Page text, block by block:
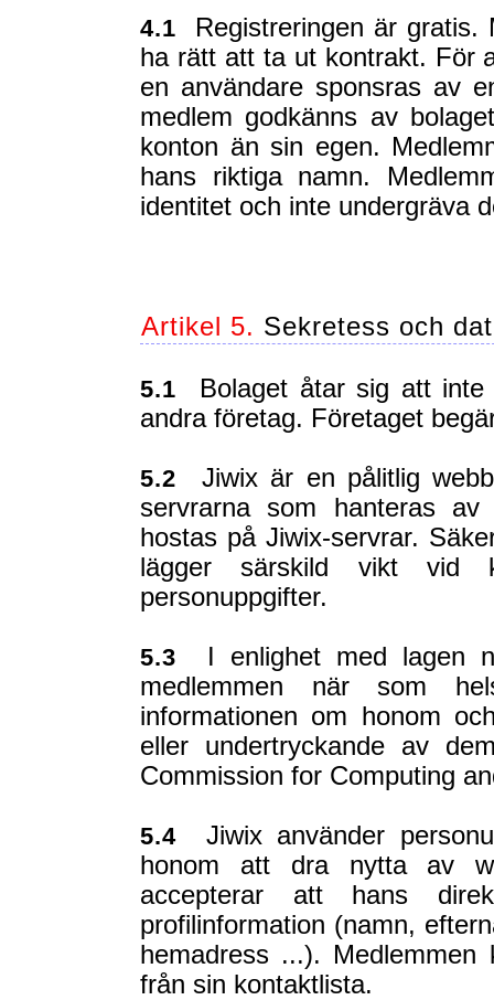
4.1 Registreringen är gratis.
ha rätt att ta ut kontrakt. För
en användare sponsras av
medlem godkänns av
konton än sin egen.
hans riktiga namn.
identitet och inte undergräva
Artikel 5. Sekretess och
5.1 Bolaget åtar sig att inte
andra företag. Företaget
5.2 Jiwix är en pålitlig
servrarna som hanteras
hostas på Jiwix-servrar.
lägger särskild vikt vid
personuppgifter.
5.3 I enlighet med lagen
medlemmen när som
informationen om honom
eller undertryckande av
Commission for Computing
5.4 Jiwix använder
honom att dra nytta av
accepterar att hans
profilinformation (namn,
hemadress ...).
från sin kontaktlista.